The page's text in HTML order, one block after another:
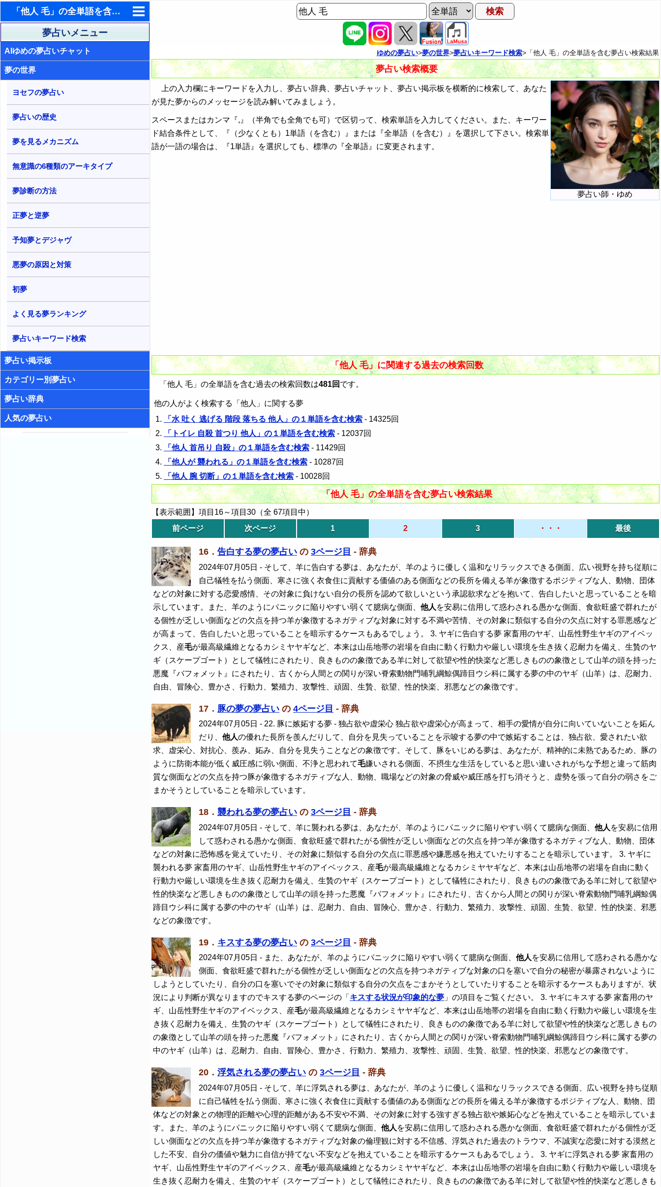
「他人 毛」の全単語を含む夢占い検索結果
東洋・西洋占星術
ホラリー占星術
手相占いで未来診断
タロットカードで無料占い
命名の姓名判断
飛星派風水で住宅開運
男と女の心理学と心理テスト
夢占いメニュー
AIゆめの夢占いチャット
夢の世界
ヨセフの夢占い
夢占いの歴史
夢を見るメカニズム
無意識の6種類のアーキタイプ
夢診断の方法
正夢と逆夢
予知夢とデジャヴ
悪夢の原因と対策
初夢
よく見る夢ランキング
夢占いキーワード検索
夢占い掲示板
カテゴリー別夢占い
夢占い辞典
人気の夢占い
ゆめの夢占い>夢の世界>夢占いキーワード検索>「他人 毛」の全単語を含む夢占い検索結果
夢占い検索概要
夢占い師・ゆめ
上の入力欄にキーワードを入力し、夢占い辞典、夢占いチャット、夢占い掲示板を横断的に検索して、あなた
が見た夢からのメッセージを読み解いてみましょう。
スペースまたはカンマ『,』（半角でも全角でも可）で区切って、検索単語を入力してください。また、キーワー
ド結合条件として、『（少なくとも）1単語（を含む）』または『全単語（を含む）』を選択して下さい。検索単
語が一語の場合は、『1単語』を選択しても、標準の『全単語』に変更されます。
「他人 毛」に関連する過去の検索回数
「他人 毛」の全単語を含む過去の検索回数は481回 です。
他の人がよく検索する「他人」に関する夢
「水 吐く 逃げる 階段 落ちる 他人」の１単語を含む検索 - 14325回
「トイレ 自殺 首つり 他人」の１単語を含む検索 - 12037回
「他人 首吊り 自殺」の１単語を含む検索 - 11429回
「他人が 襲われる」の１単語を含む検索 - 10287回
「他人 腕 切断」の１単語を含む検索 - 10028回
「他人 毛」の全単語を含む夢占い検索結果
【表示範囲】項目16～項目30（全 67項目中）
前ページ
次ページ 1 2 3 ・・・ 最後
16． 告白する夢の夢占い の 3ページ目 - 辞典
2024年07月05日 - そして、羊に告白する夢は、あなたが、羊のように優しく温和なリラックスできる側面、広い視野を持ち従順に
自己犠牲を払う側面、寒さに強く衣食住に貢献する価値のある側面などの長所を備える羊が象徴するポジティブな人、動物、団体
などの対象に対する恋愛感情、その対象に負けない自分の長所を認めて欲しいという承認欲求などを抱いて、告白したいと思っていることを暗
示しています。また、羊のようにパニックに陥りやすい弱くて臆病な側面、他人 を安易に信用して惑わされる愚かな側面、食欲旺盛で群れたが
る個性が乏しい側面などの欠点を持つ羊が象徴するネガティブな対象に対する不満や苦情、その対象に類似する自分の欠点に対する罪悪感など
が高まって、告白したいと思っていることを暗示するケースもあるでしょう。 3. ヤギに告白する夢 家畜用のヤギ、山岳性野生ヤギのアイベッ
クス、産毛が最高級繊維となるカシミヤヤギなど、本来は山岳地帯の岩場を自由に動く行動力や厳しい環境を生き抜く忍耐力を備え、生贄のヤ
ギ（スケープゴート）として犠牲にされたり、良きものの象徴である羊に対して欲望や性的快楽など悪しきものの象徴として山羊の頭を持った
悪魔『バフォメット』にされたり、古くから人間との関りが深い脊索動物門哺乳綱鯨偶蹄目ウシ科に属する夢の中のヤギ（山羊）は、忍耐力、
自由、冒険心、豊かさ、行動力、繁殖力、攻撃性、頑固、生贄、欲望、性的快楽、邪悪などの象徴です。
17． 豚の夢の夢占い の 4ページ目 - 辞典
2024年07月05日 - 22. 豚に嫉妬する夢 - 独占欲や虚栄心 独占欲や虚栄心が高まって、相手の愛情が自分に向いていないことを妬ん
だり、 他人の優れた長所を羨んだりして、自分を見失っていることを示唆する夢の中で嫉妬することは、独占欲、愛されたい欲
求、虚栄心、対抗心、羨み、妬み、自分を見失うことなどの象徴です。そして、豚をいじめる夢は、あなたが、精神的に未熟であるため、豚の
ように防衛本能が低く威圧感に弱い側面、不浄と思われて毛嫌いされる側面、不摂生な生活をしていると思い違いされがちな予想と違って筋肉
質な側面などの欠点を持つ豚が象徴するネガティブな人、動物、職場などの対象の脅威や威圧感を打ち消そうと、虚勢を張って自分の弱さをご
まかそうとしていることを暗示しています。
18． 襲われる夢の夢占い の 3ページ目 - 辞典
2024年07月05日 - そして、羊に襲われる夢は、あなたが、羊のようにパニックに陥りやすい弱くて臆病な側面、 他人 を安易に信用
して惑わされる愚かな側面、食欲旺盛で群れたがる個性が乏しい側面などの欠点を持つ羊が象徴するネガティブな人、動物、団体
などの対象に恐怖感を覚えていたり、その対象に類似する自分の欠点に罪悪感や嫌悪感を抱えていたりすることを暗示しています。 3. ヤギに
襲われる夢 家畜用のヤギ、山岳性野生ヤギのアイベックス、産毛が最高級繊維となるカシミヤヤギなど、本来は山岳地帯の岩場を自由に動く
行動力や厳しい環境を生き抜く忍耐力を備え、生贄のヤギ（スケープゴート）として犠牲にされたり、良きものの象徴である羊に対して欲望や
性的快楽など悪しきものの象徴として山羊の頭を持った悪魔『バフォメット』にされたり、古くから人間との関りが深い脊索動物門哺乳綱鯨偶
蹄目ウシ科に属する夢の中のヤギ（山羊）は、忍耐力、自由、冒険心、豊かさ、行動力、繁殖力、攻撃性、頑固、生贄、欲望、性的快楽、邪悪
などの象徴です。
19． キスする夢の夢占い の 3ページ目 - 辞典
2024年07月05日 - また、あなたが、羊のようにパニックに陥りやすい弱くて臆病な側面、 他人 を安易に信用して惑わされる愚かな
側面、食欲旺盛で群れたがる個性が乏しい側面などの欠点を持つネガティブな対象の口を塞いで自分の秘密が暴露されないように
しようとしていたり、自分の口を塞いでその対象に類似する自分の欠点をごまかそうとしていたりすることを暗示するケースもありますが、状
況により判断が異なりますのでキスする夢のページの「 キスする状況が印象的な夢 」の項目をご覧ください。 3. ヤギにキスする夢 家畜用のヤ
ギ、山岳性野生ヤギのアイベックス、産毛が最高級繊維となるカシミヤヤギなど、本来は山岳地帯の岩場を自由に動く行動力や厳しい環境を生
き抜く忍耐力を備え、生贄のヤギ（スケープゴート）として犠牲にされたり、良きものの象徴である羊に対して欲望や性的快楽など悪しきもの
の象徴として山羊の頭を持った悪魔『バフォメット』にされたり、古くから人間との関りが深い脊索動物門哺乳綱鯨偶蹄目ウシ科に属する夢の
中のヤギ（山羊）は、忍耐力、自由、冒険心、豊かさ、行動力、繁殖力、攻撃性、頑固、生贄、欲望、性的快楽、邪悪などの象徴です。
20． 浮気される夢の夢占い の 3ページ目 - 辞典
2024年07月05日 - そして、羊に浮気される夢は、あなたが、羊のように優しく温和なリラックスできる側面、広い視野を持ち従順
に自己犠牲を払う側面、寒さに強く衣食住に貢献する価値のある側面などの長所を備える羊が象徴するポジティブな人、動物、団
体などの対象との物理的距離や心理的距離がある不安や不満、その対象に対する強すぎる独占欲や嫉妬心などを抱えていることを暗示していま
す。また、羊のようにパニックに陥りやすい弱くて臆病な側面、他人 を安易に信用して惑わされる愚かな側面、食欲旺盛で群れたがる個性が乏
しい側面などの欠点を持つ羊が象徴するネガティブな対象の倫理観に対する不信感、浮気された過去のトラウマ、不誠実な恋愛に対する漠然と
した不安、自分の価値や魅力に自信が持てない不安などを抱えていることを暗示するケースもあるでしょう。 3. ヤギに浮気される夢 家畜用の
ヤギ、山岳性野生ヤギのアイベックス、産毛が最高級繊維となるカシミヤヤギなど、本来は山岳地帯の岩場を自由に動く行動力や厳しい環境を
生き抜く忍耐力を備え、生贄のヤギ（スケープゴート）として犠牲にされたり、良きものの象徴である羊に対して欲望や性的快楽など悪しきも